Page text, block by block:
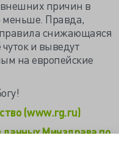
внешних причин в
меньше. Правда,
снижающаяся
и выведут
на европейские
(www.rg.ru)
данных Минздрава по